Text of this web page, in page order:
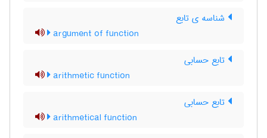
شناسه ی تابع
argument of function
تابع حسابی
arithmetic function
تابع حسابی
arithmetical function